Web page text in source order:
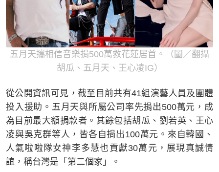
五月天攜相信音樂捐500萬救花蓮居首。（圖／翻攝
胡瓜、五月天、王心凌IG）
從公開資訊可見，截至目前共有41組演藝人員及團體
投入援助。五月天與所屬公司率先捐出500萬元，成
為目前最大額捐款者。其餘包括胡瓜、劉若英、王心
凌與吳克群等人，皆各自捐出100萬元。來自韓國、
人氣啦啦隊女神李多慧也貢獻30萬元，展現真誠情
誼，稱台灣是「第二個家」。